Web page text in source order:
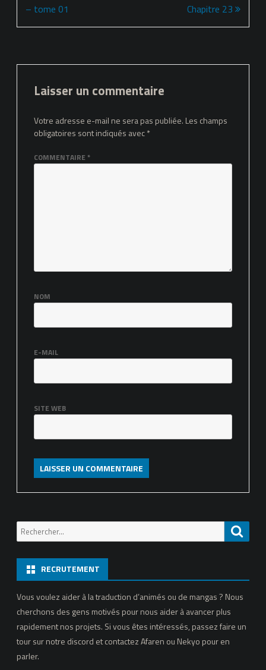
de
l’article
– tome 01
Chapitre 23
Laisser un commentaire
Votre adresse e-mail ne sera pas publiée. Les champs
obligatoires sont indiqués avec*
COMMENTAIRE *
NOM
E-MAIL
SITE WEB
Recherche
pour:
RECRUTEMENT
Vous voulez aider à la traduction d’animés ou de mangas ? Nous
cherchons des gens motivés pour nous aider à avancer plus
rapidement nos projets. Si vous êtes intéressés, passez faire un
tour sur notre discord et contactez Afaren ou Nekyo pour en
parler.